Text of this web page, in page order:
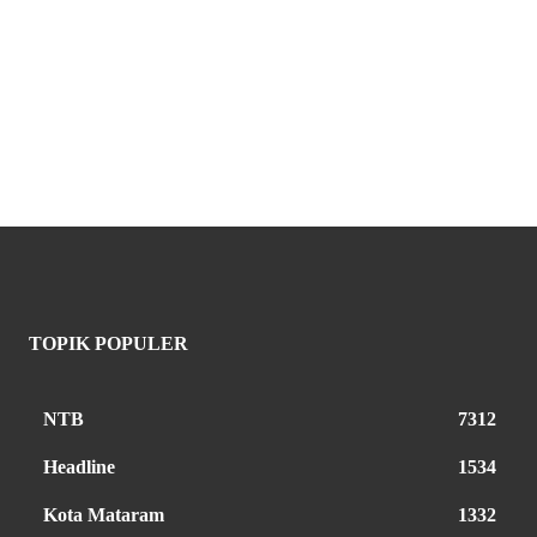
TOPIK POPULER
NTB 7312
Headline 1534
Kota Mataram 1332